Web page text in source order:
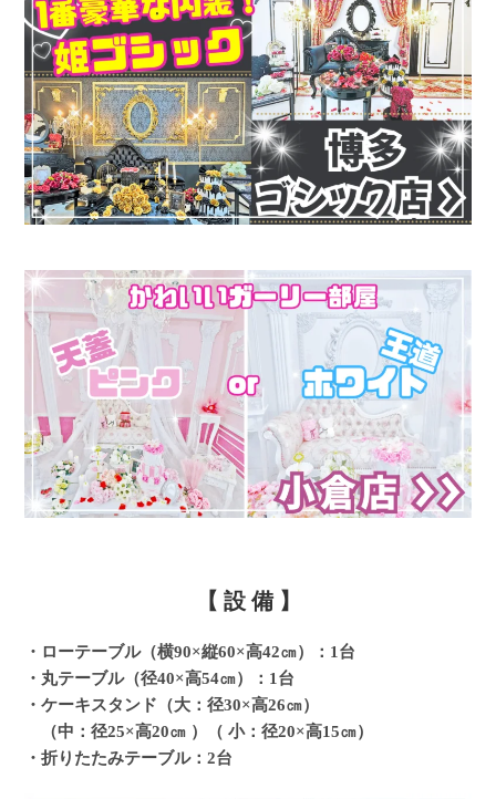
【 設 備 】
・ローテーブル（横90×縦60×高42㎝）：1台
・丸テーブル（径40×高54㎝）：1台
・ケーキスタンド（大：径30×高26㎝）
（中：径25×高20㎝ ）（ 小：径20×高15㎝）
・折りたたみテーブル：2台